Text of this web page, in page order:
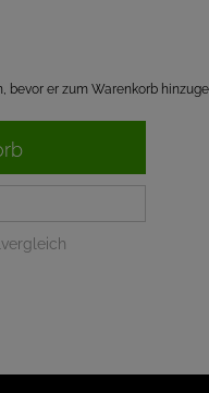
bevor er zum Warenkorb